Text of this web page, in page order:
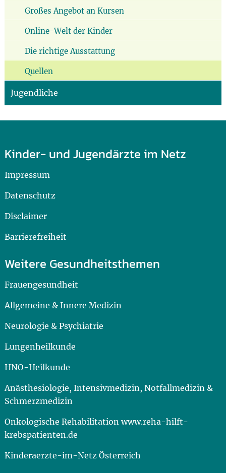
Großes Angebot an Kursen
Online-Welt der Kinder
Die richtige Ausstattung
Quellen
Jugendliche
Kinder- und Jugendärzte im Netz
Impressum
Datenschutz
Disclaimer
Barrierefreiheit
Weitere Gesundheitsthemen
Frauengesundheit
Allgemeine & Innere Medizin
Neurologie & Psychiatrie
Lungenheilkunde
HNO-Heilkunde
Anästhesiologie, Intensivmedizin, Notfallmedizin &
Schmerzmedizin
Onkologische Rehabilitation www.reha-hilft-
krebspatienten.de
Kinderaerzte-im-Netz Österreich